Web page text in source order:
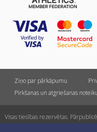
Ziņo par pārkāpumu
Pirkšanas un atgriešanas
Visas tiesības rezervētas.